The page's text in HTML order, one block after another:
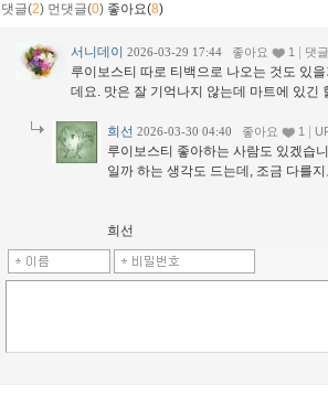
댓글(2) 먼댓글(0) 좋아요(8)
서니데이 2026-03-29 17:44 좋아요 1 댓
루이보스티 따로 티백으로 나오는 것도 있
데요. 맛은 잘 기억나지 않는데 마트에 있긴
희선 2026-03-30 04:40 좋아요 1
루이보스티 좋아하는 사람도 있겠습
일까 하는 생각도 드는데, 조금 다를
희선